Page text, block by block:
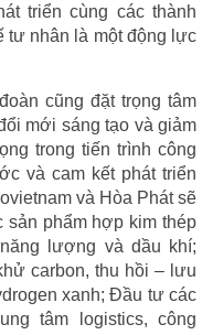
triển cùng các thành
tư nhân là một động lực
cũng đặt trọng tâm
mới sáng tạo và giảm
trong tiến trình công
và cam kết phát triển
và Hòa Phát sẽ
sản phẩm hợp kim thép
lượng và dầu khí;
carbon, thu hồi – lưu
xanh; Đầu tư các
tâm logistics, công